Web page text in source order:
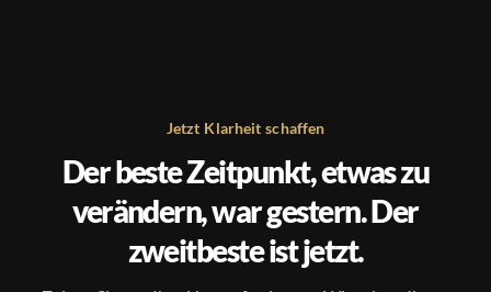
Jetzt Klarheit schaffen
Der beste Zeitpunkt, etwas zu
verändern, war gestern. Der
zweitbeste ist jetzt.